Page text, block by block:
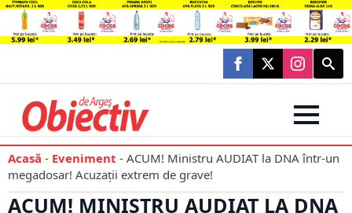
Search
for:
Acasă - Eveniment - ACUM! Ministru AUDIAT la DNA într-un
megadosar! Acuzații extrem de grave!
ACUM! MINISTRU AUDIAT LA DNA